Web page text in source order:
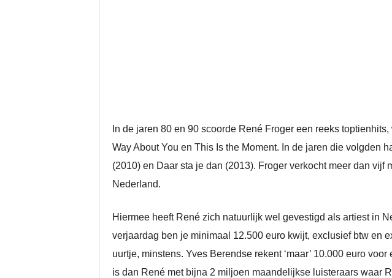
In de jaren 80 en 90 scoorde René Froger een reeks
Way About You en This Is the Moment. In de jaren die volgden
(2010) en Daar sta je dan (2013). Froger verkocht meer dan
Nederland.
Hiermee heeft René zich natuurlijk wel gevestigd als artiest in
verjaardag ben je minimaal 12.500 euro kwijt, exclusief btw en
uurtje, minstens. Yves Berendse rekent ‘maar’ 10.000 euro
is dan René met bijna 2 miljoen maandelijkse luisteraars waar